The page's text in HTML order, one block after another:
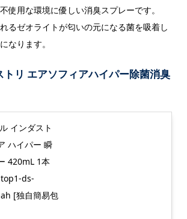
使用な環境に優しい消臭スプレーです。
るゼオライトが匂いの元になる菌を吸着し
なります。
トリ エアソフィアハイパー除菌消臭
インダスト
ハイパー 瞬
420mL 1本
top1-ds-
[独自簡易包